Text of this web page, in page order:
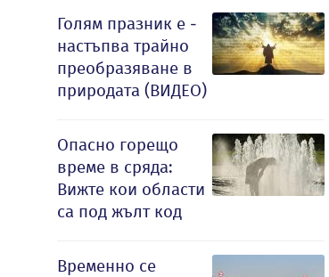
Голям празник е -
настъпва трайно
преобразяване в
природата (ВИДЕО)
Опасно горещо
време в сряда:
Вижте кои области
са под жълт код
Временно се